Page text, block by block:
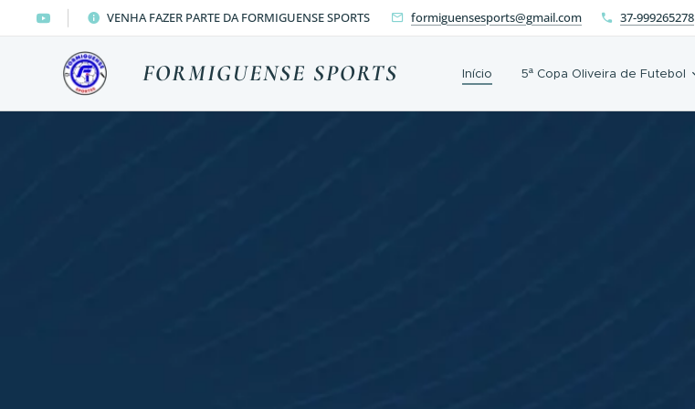
VENHA FAZER PARTE DA FORMIGUENSE SPORTS formiguensesports@gmail.com 37-999265278
FORMIGUENSE SPORTS Início 5ª Copa Oliveira de Futebol